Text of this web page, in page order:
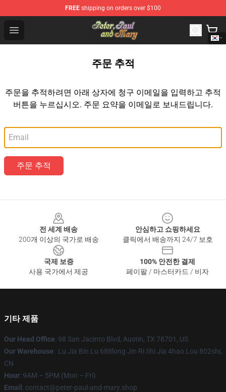
FREE shipping on orders over $100
Open menu
Peter, Paul and Mary Store - Official Peter, Paul and
주문 추적
주문을 추적하려면 아래 상자에 청구 이메일을 입력하고 추적
버튼을 누르십시오. 주문 요약을 이메일로 보내드립니다.
주문 추적
전 세계 배송
200개 이상의 국가로 배송
안심하고 쇼핑하세요
클릭에서 배송까지 24/7 보호
국제 보증
사용 국가에서 제공
100% 안전한 결제
페이팔 / 마스터카드 / 비자
기타 제품
Our Head Office: 98 San Jacinto Blvd, Austin, TX 78701, US
Our Warehouse: Lu Jia Bin Lu 688long Jin Ri Shi Jia 4hao Lou 802shi,
CN
Hour: 9AM – 5PM (Mon – Fri)
Email : contact@peter-paul-and-mary.shop